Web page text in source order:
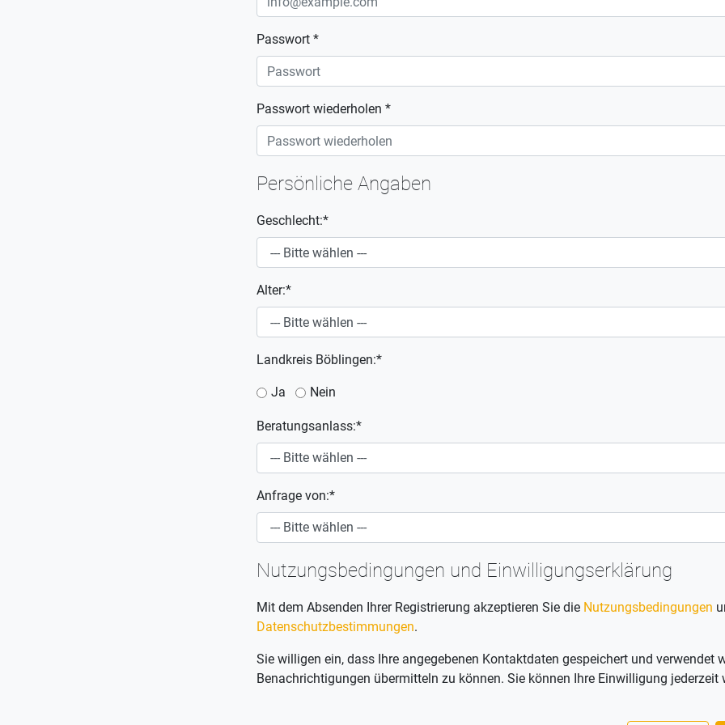
Passwort *
Passwort wiederholen *
Persönliche Angaben
Geschlecht:*
Alter:*
Landkreis Böblingen:*
Ja Nein
Beratungsanlass:*
Anfrage von:*
Nutzungsbedingungen und Einwilligungserklärung
Mit dem Absenden Ihrer Registrierung akzeptieren Sie die Nutzungsbedingungen
Datenschutzbestimmungen.
Sie willigen ein, dass Ihre angegebenen Kontaktdaten gespeichert und verwendet
Benachrichtigungen übermitteln zu können. Sie können Ihre Einwilligung jederzeit